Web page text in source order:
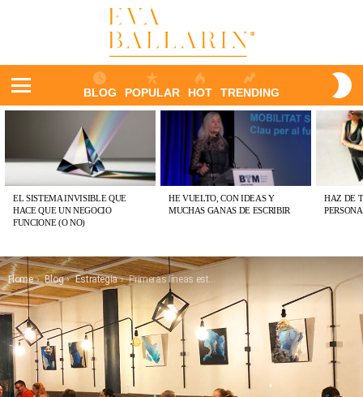
BLOG POPULAR HOT TRENDING
PUBLICACIONES
EL SISTEMA INVISIBLE QUE
HACE QUE UN NEGOCIO
FUNCIONE (O NO)
HE VUELTO, CON IDEAS Y
MUCHAS GANAS DE ESCRIBIR
HAZ DE
You are here:
Home Blog Estrategia Primeras líneas estratégicas para Acelerar la Curva de Recuperación